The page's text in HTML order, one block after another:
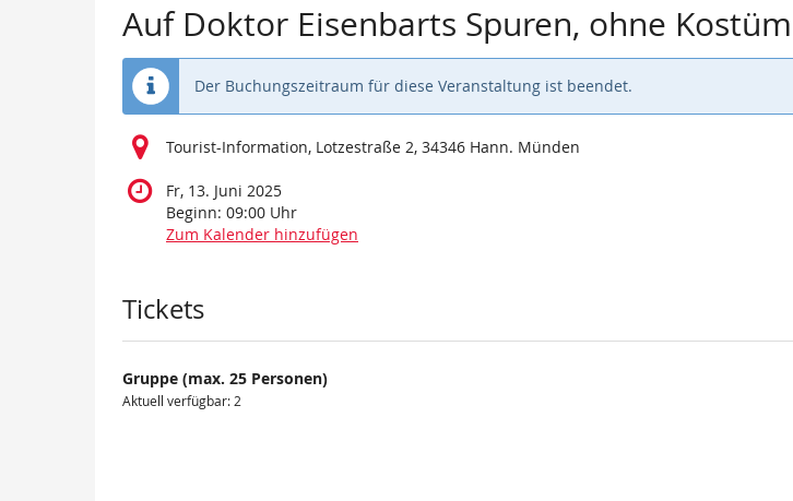
Auf Doktor Eisenbarts Spuren, ohne
Der Buchungszeitraum für diese Veranstaltung ist beendet.
Tourist-Information, Lotzestraße 2, 34346 Hann. Münden
Fr, 13. Juni 2025
Beginn: 09:00 Uhr
Zum Kalender hinzufügen
Produkte
Tickets
Gruppe (max. 25 Personen)
Aktuell verfügbar: 2